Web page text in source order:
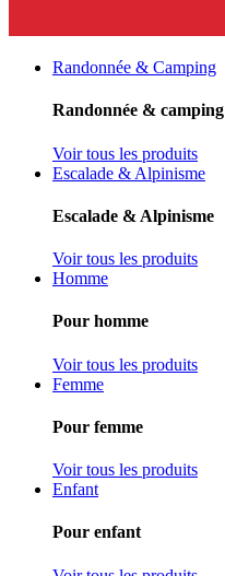
Randonnée & Camping
Randonnée & camping
Voir tous les produits
Escalade & Alpinisme
Escalade & Alpinisme
Voir tous les produits
Homme
Pour homme
Voir tous les produits
Femme
Pour femme
Voir tous les produits
Enfant
Pour enfant